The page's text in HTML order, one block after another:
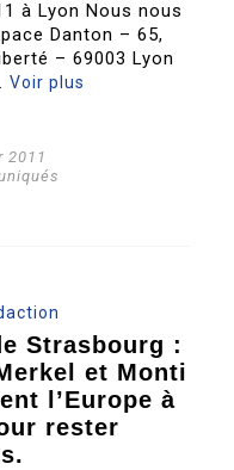
à Lyon Nous nous
Danton – 65,
– 69003 Lyon
Voir plus
2011
Strasbourg :
et Monti
l’Europe à
rester